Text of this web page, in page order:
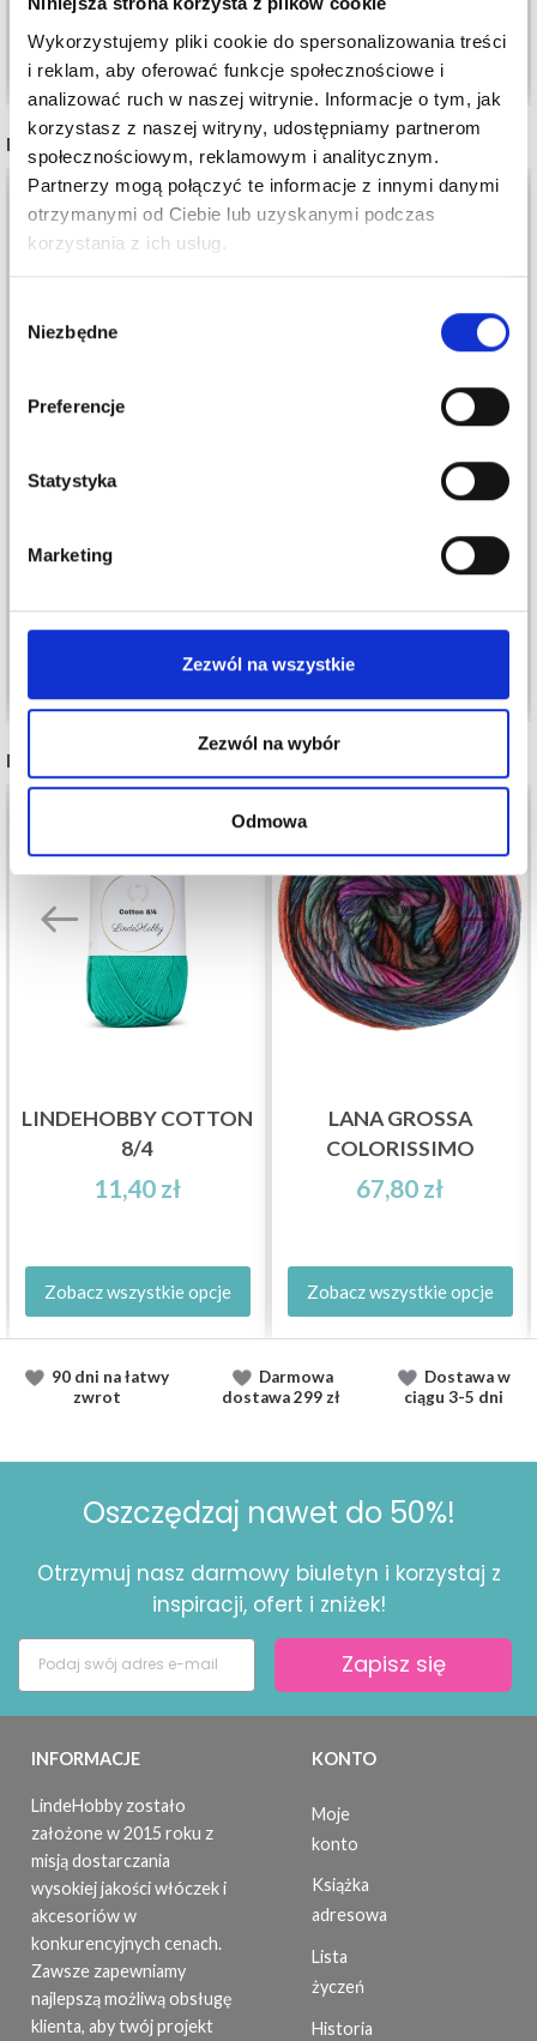
Wykorzystujemy pliki cookie do spersonalizowania treści
i reklam, aby oferować funkcje społecznościowe i
analizować ruch w naszej witrynie. Informacje o tym, jak
korzystasz z naszej witryny, udostępniamy partnerom
społecznościowym, reklamowym i analitycznym.
Partnerzy mogą połączyć te informacje z innymi danymi
otrzymanymi od Ciebie lub uzyskanymi podczas
korzystania z ich usług.
zgody
Niezbędne
Preferencje
Statystyka
Marketing
Zezwól na wszystkie
Zezwól na wybór
Odmowa
Dodaj do koszyka
INNI TEŻ WIDZIELI
6,70 zł
Zobacz wszystkie opcje
13,70 zł
Zobacz wszystkie opcje
POLECANE DLA CIEBIE
LINDEHOBBY COTTON
8/4
11,40 zł
Zobacz wszystkie opcje
LANA GROSSA
COLORISSIMO
67,80 zł
Zobacz wszystkie opcje
90 dni na łatwy
zwrot
Darmowa
dostawa299 zł
Dostawaw
ciągu 3-5 dni
Oszczędzaj nawet do 50%!
Otrzymuj nasz darmowy biuletyn i korzystaj z
inspiracji, ofert i zniżek!
Zapisz się
INFORMACJE
LindeHobby zostało
założone w 2015 roku z
misją dostarczania
wysokiej jakości włóczek i
akcesoriów w
konkurencyjnych cenach.
Zawsze zapewniamy
najlepszą możliwą obsługę
klienta, aby twój projekt
KONTO
Moje
konto
Książka
adresowa
Lista
życzeń
Historia